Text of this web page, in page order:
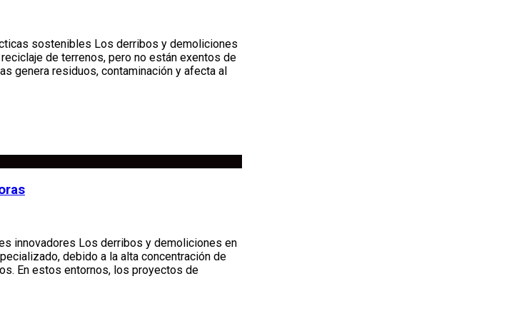
sostenibles Los derribos y demoliciones
de terrenos, pero no están exentos de
genera residuos, contaminación y afecta al
innovadores Los derribos y demoliciones en
debido a la alta concentración de
En estos entornos, los proyectos de